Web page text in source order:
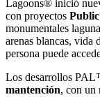
Lagoons® inició
con proyectos
monumentales
arenas blancas, vida
persona puede
Los desarrollos
mantención, con un